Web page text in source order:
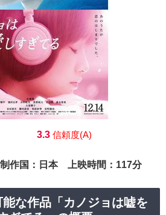
3.3信頼度(A)
作国：日本 上映時間：117分
な作品「カノジョは嘘を